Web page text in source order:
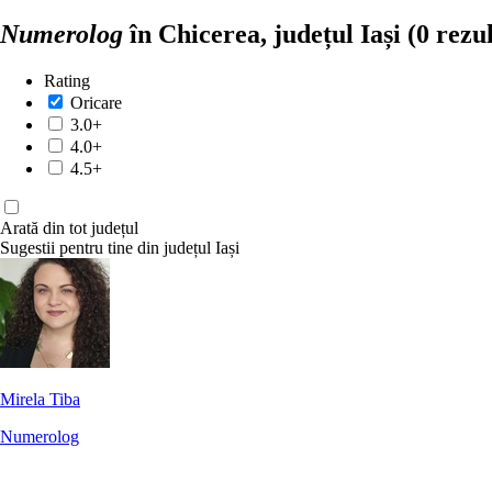
Numerologîn Chicerea, județul Iași (0
Rating
Oricare
3.0+
4.0+
4.5+
Arată din tot județul
Sugestii pentru tine din județul Iași
Mirela Tiba
Numerolog